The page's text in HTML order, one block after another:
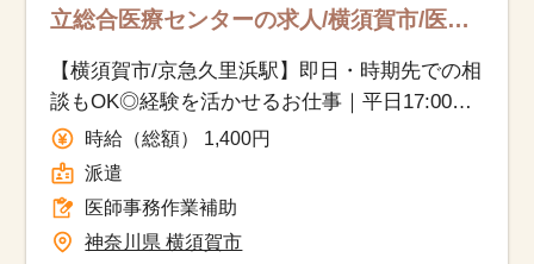
立総合医療センターの求人/横須賀市/医師
【横須賀市/京急久里浜駅】即日・時期先での相
談もOK◎経験を活かせるお仕事｜平日17:00定
時・残業少なめ♪
時給（総額） 1,400円
派遣
医師事務作業補助
神奈川県 横須賀市